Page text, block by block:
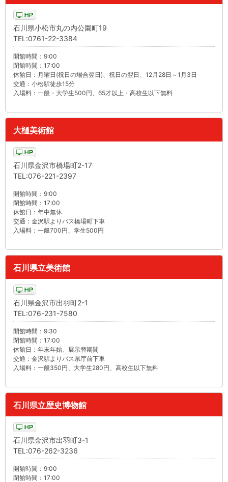
石川県小松市丸の内公園町19
TEL:0761-22-3384
開館時間：9:00
閉館時間：17:00
休館日：月曜日(祝日の場合翌日)、祝日の翌日、12月28日～1月3日
交通：小松駅徒歩15分
入場料：一般・大学生500円、65才以上・高校生以下無料
大樋美術館
石川県金沢市橋場町2-17
TEL:076-221-2397
開館時間：9:00
閉館時間：17:00
休館日：年中無休
交通：金沢駅よりバス橋場町下車
入場料：一般700円、学生500円
石川県立美術館
石川県金沢市出羽町2-1
TEL:076-231-7580
開館時間：9:30
閉館時間：17:00
休館日：年末年始、展示替期間
交通：金沢駅よりバス県庁前下車
入場料：一般350円、大学生280円、高校生以下無料
石川県立歴史博物館
石川県金沢市出羽町3-1
TEL:076-262-3236
開館時間：9:00
閉館時間：17:00